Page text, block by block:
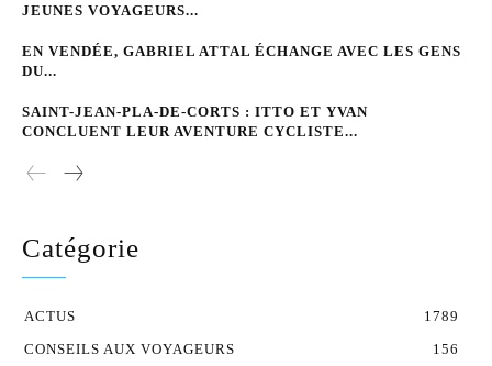
JEUNES VOYAGEURS...
EN VENDÉE, GABRIEL ATTAL ÉCHANGE AVEC LES GENS
DU...
SAINT-JEAN-PLA-DE-CORTS : ITTO ET YVAN
CONCLUENT LEUR AVENTURE CYCLISTE...
Catégorie
ACTUS
1789
CONSEILS AUX VOYAGEURS
156